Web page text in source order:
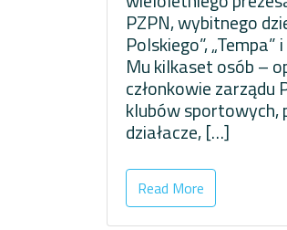
PZPN, wybitnego
Polskiego”,
Mu kilkaset osób –
członkowie zarządu
klubów sportowych,
działacze, […]
Read More